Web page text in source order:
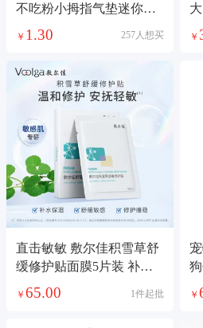
不吃粉小拇指气垫迷你版
化妆海绵指尖粉扑
￥ 1.30 257人想买 ￥
直击敏敏 敷尔佳积雪草舒
缓修护贴面膜5片装 补水
保湿舒缓敏感肌泛红屏障
￥ 65.00 1件起批 ￥